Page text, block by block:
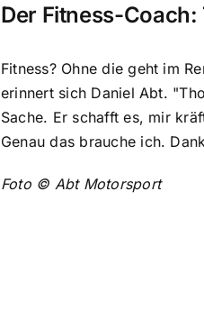
Der Fitness-
Fitness? Ohne die geht im
erinnert sich Daniel Abt.
Sache. Er schafft es, mir
Genau das brauche ich.
Foto © Abt Motorsport